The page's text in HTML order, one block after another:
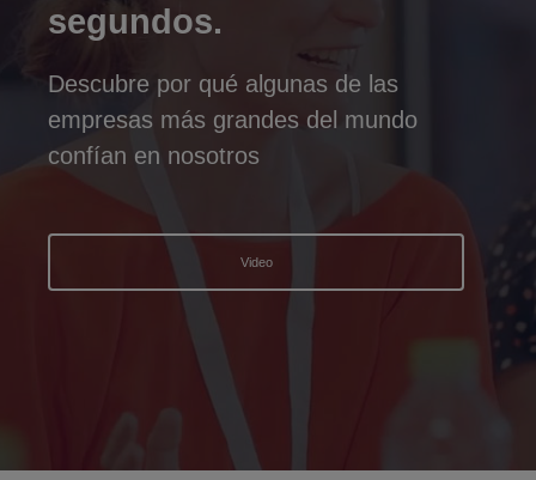
segundos.
Descubre por qué algunas de las
empresas más grandes del mundo
confían en nosotros
Video